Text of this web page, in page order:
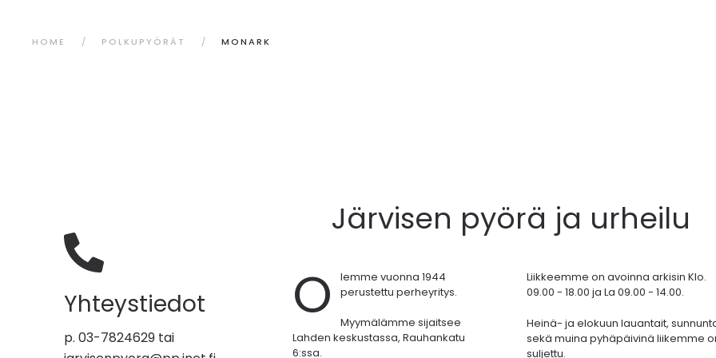
HOME POLKUPYÖRÄT MONARK
Yhteystiedot
p. 03-7824629 tai
Järvisen pyörä ja urheilu
O
lemme vuonna 1944
perustettu perheyritys.
Myymälämme sijaitsee
Lahden keskustassa, Rauhankatu
6:ssa.
Liikkeemme on avoinna arkisin Klo.
09.00 - 18.00 ja La 09.00 - 14.00.
Heinä- ja elokuun lauantait,
sekä muina pyhäpäivinä liikemme
suljettu.